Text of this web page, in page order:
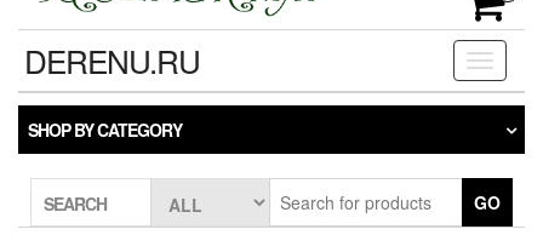
Toggle
DERENU.RU
SHOP BY CATEGORY
SEARCH GO